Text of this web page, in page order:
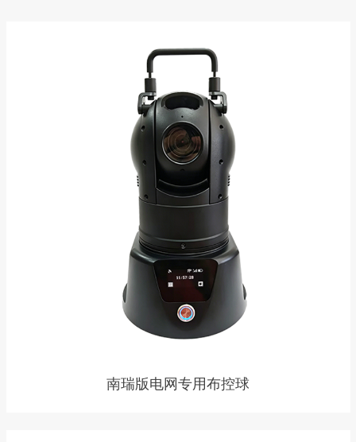
南瑞版电网专用布控球